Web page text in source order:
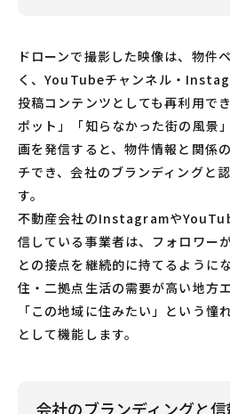
ドローンで撮影した映像は、物件
く、YouTubeチャンネル・
投稿コンテンツとしても再利用で
ポット」「知らなかった街の風景
画を発信すると、物件情報と関係
チでき、会社のブランディングと
す。
不動産会社のInstagramや
信している事業者は、フォロワー
との接点を継続的に持てるように
住・二拠点生活の需要が高い地方
「この地域に住みたい」という憧
として機能します。
会社のブランディングと